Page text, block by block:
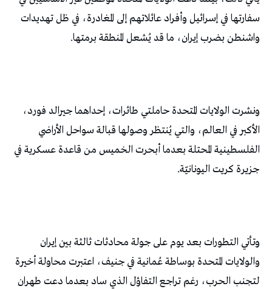
سفارتها في إسرائيل وأفراد عائلاتهم إلى المغادرة، في ظل تهديدات
واشنطن بضرب إيران، ما قد يُشعل المنطقة برمتها.
ونشرت الولايات المتحدة حاملتي طائرات، إحداهما جيرالد فورد،
الأكبر في العالم، والتي يُنتظر وصولها قبالة سواحل الأراضي
الفلسطينية المحتلة بعدما أبحرت الخميس من قاعدة عسكرية في
جزيرة كريت اليونانيّة.
وتأتي التطورات بعد يوم على جولة محادثات ثالثة بين إيران
والولايات المتحدة بوساطة عُمانية في جنيف، اعتبرت محاولة أخيرة
لتجنب الحرب، رغم تراجع التفاؤل الذي ساد بعدما دعت طهران